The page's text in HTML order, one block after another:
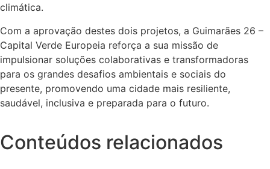
climática.
Com a aprovação destes dois projetos, a Guimarães 26 –
Capital Verde Europeia reforça a sua missão de
impulsionar soluções colaborativas e transformadoras
para os grandes desafios ambientais e sociais do
presente, promovendo uma cidade mais resiliente,
saudável, inclusiva e preparada para o futuro.
Conteúdos relacionados